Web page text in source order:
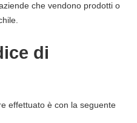
che vendono prodotti o
di
effettuato è con la seguente